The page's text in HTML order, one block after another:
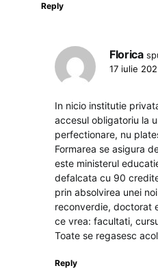
Reply
Florica
17 iulie
In nicio institutie
accesul obligatoriu la
perfectionare, nu
Formarea se asigura
este ministerul
defalcata cu 90
prin absolvirea unei
reconverdie, doctorat
ce vrea: facultati,
Toate se regasesc
Reply